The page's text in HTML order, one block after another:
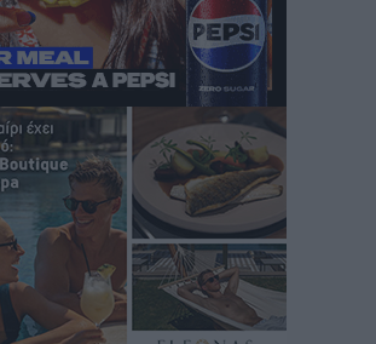
η Μαρία Βλάχου
ώρες
για συντήρηση στο κλειστό της
ώρες
Ένα βήμα πριν από επαγγελματικό
με MTGP και BXGP για Ευρώπη
ώρες